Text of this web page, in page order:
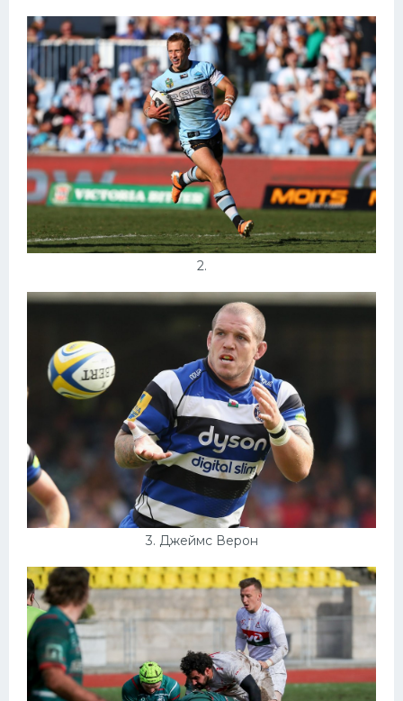
2.
3. Джеймс Верон
Велогонки
Конькобежный спорт
Тренажеры
Интерьеры квартир